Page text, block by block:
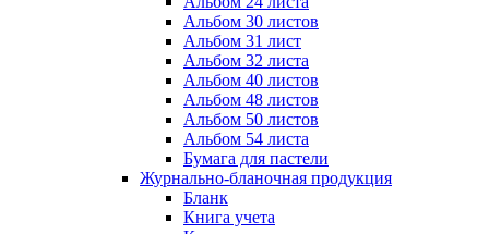
Альбом 30 листов
Альбом 31 лист
Альбом 32 листа
Альбом 40 листов
Альбом 48 листов
Альбом 50 листов
Альбом 54 листа
Бумага для пастели
Журнально-бланочная продукция
Бланк
Книга учета